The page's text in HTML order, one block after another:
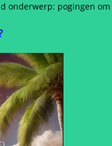
onderwerp: pogingen